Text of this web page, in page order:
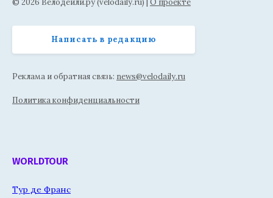
Написать в редакцию
Реклама и обратная связь: news@velodaily.ru
Политика конфиденциальности
WORLDTOUR
Тур де Франс